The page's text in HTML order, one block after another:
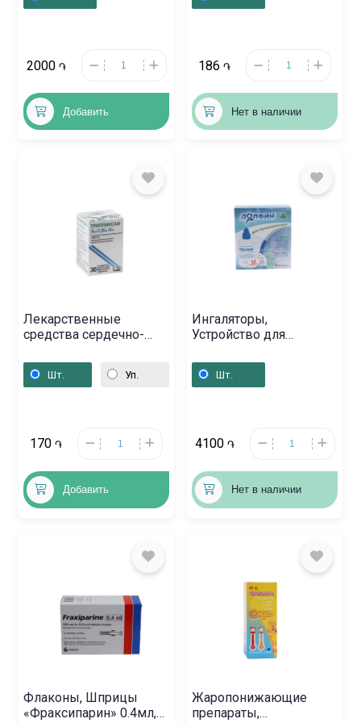
2000 ֏
Добавить
186 ֏
Нет в наличии
Лекарственные
средства сердечно-
Ֆրանսիա
Шт. Уп.
170 ֏
Добавить
Ингаляторы,
Устройство для
«Дельфин»,
Ռուսաստան
Шт.
4100 ֏
Нет в наличии
Флаконы, Шприцы
«Фраксипарин» 0.4мл,
Жаропонижающие
препараты,